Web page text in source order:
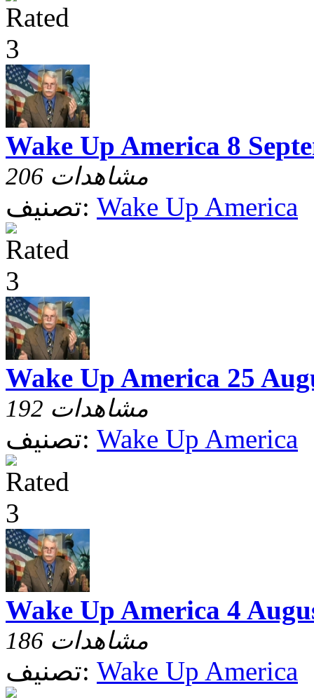
Wake Up America 8
206 مشاهدات
تصنيف: Wake Up America
Wake Up America 25
192 مشاهدات
تصنيف: Wake Up America
Wake Up America 4
186 مشاهدات
تصنيف: Wake Up America